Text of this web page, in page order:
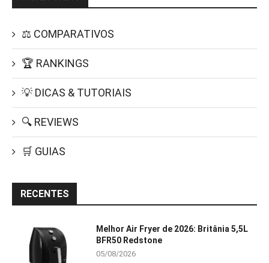
⚖️ COMPARATIVOS
🏆 RANKINGS
💡 DICAS & TUTORIAIS
🔍 REVIEWS
🛒 GUIAS
RECENTES
Melhor Air Fryer de 2026: Britânia 5,5L
BFR50 Redstone
05/08/2026